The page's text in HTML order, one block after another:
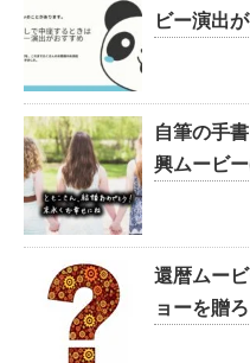
ビー演出
自筆の手
興ムービ
還暦ムー
ョーを贈ろ